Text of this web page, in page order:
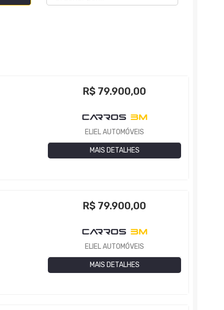
R$ 79.900,00
ELIEL AUTOMÓVEIS
MAIS DETALHES
R$ 79.900,00
ELIEL AUTOMÓVEIS
MAIS DETALHES